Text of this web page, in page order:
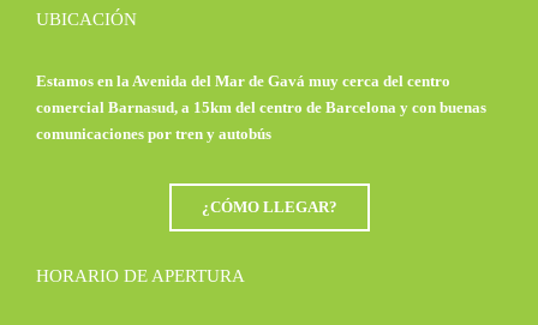
UBICACIÓN
Estamos en la Avenida del Mar de Gavá muy cerca del centro
comercial Barnasud, a 15km del centro de Barcelona y con buenas
comunicaciones por tren y autobús
¿CÓMO LLEGAR?
HORARIO DE APERTURA